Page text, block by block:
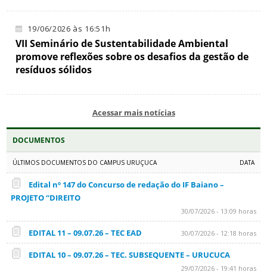
19/06/2026 às 16:51h
VII Seminário de Sustentabilidade Ambiental
promove reflexões sobre os desafios da gestão de
resíduos sólidos
Acessar mais notícias
DOCUMENTOS
ÚLTIMOS DOCUMENTOS DO CAMPUS URUÇUCA DATA
Edital nº 147 do Concurso de redação do IF Baiano –
PROJETO “DIREITO
30/07/2026 - 13:09 horas
EDITAL 11 – 09.07.26 – TEC EAD 30/07/2026 - 12:18 horas
EDITAL 10 – 09.07.26 – TEC. SUBSEQUENTE – URUCUCA
29/07/2026 - 19:41 horas